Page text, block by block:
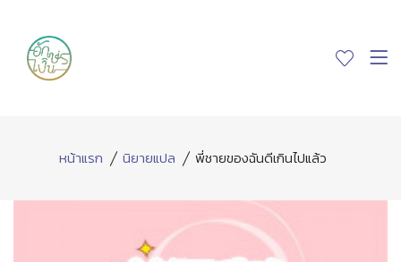
หน้าแรก นิยายแปล พี่ชายของฉันดีเกินไปแล้ว